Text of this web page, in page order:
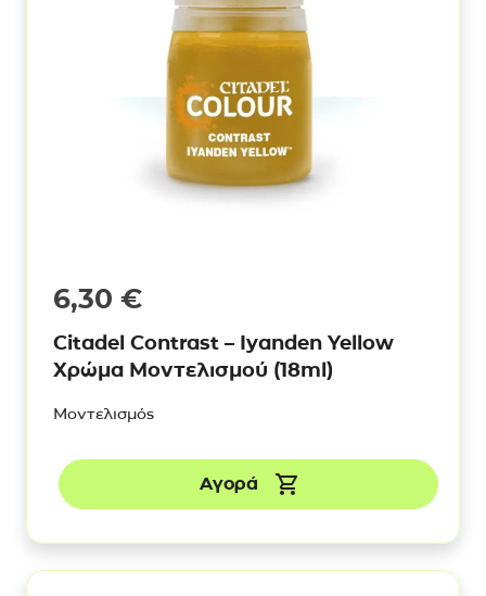
6,30 €
Citadel Contrast – Iyanden Yellow
Χρώμα Μοντελισμού (18ml)
Μοντελισμός
Αγορά